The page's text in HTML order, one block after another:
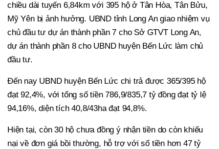
chiều dài tuyến 6,84km với 395 hộ ở Tân Hòa, Tân Bửu,
Mỹ Yên bị ảnh hưởng. UBND tỉnh Long An giao nhiệm vụ
chủ đầu tư dự án thành phần 7 cho Sở GTVT Long An,
dự án thành phần 8 cho UBND huyện Bến Lức làm chủ
đầu tư.
Đến nay UBND huyện Bến Lức chi trả được 365/395 hộ
đạt 92,4%, với tổng số tiền 786,9/835,7 tỷ đồng đạt tỷ lệ
94,16%, diện tích 40,8/43ha đạt 94,8%.
Hiện tại, còn 30 hộ chưa đồng ý nhận tiền do còn khiếu
nại về đơn giá bồi thường, hỗ trợ với số tiền hơn 47 tỷ